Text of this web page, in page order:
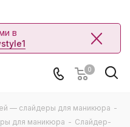
в
0
— слайдеры для маникюра -
для маникюра - Слайдер-